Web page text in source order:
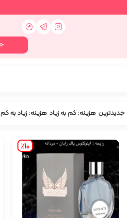
جدیدترین هزینه: کم به زیاد هزینه: زیاد به کم
٪10